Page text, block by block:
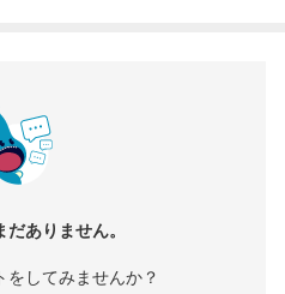
ありません。
をしてみませんか？